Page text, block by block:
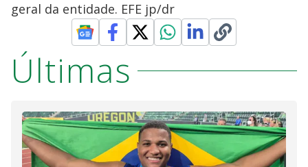
geral da entidade. EFE jp/dr
Últimas